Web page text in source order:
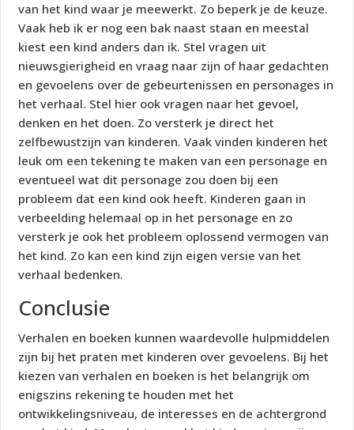
van het kind waar je meewerkt. Zo beperk je de keuze.
Vaak heb ik er nog een bak naast staan en meestal
kiest een kind anders dan ik. Stel vragen uit
nieuwsgierigheid en vraag naar zijn of haar gedachten
en gevoelens over de gebeurtenissen en personages in
het verhaal. Stel hier ook vragen naar het gevoel,
denken en het doen. Zo versterk je direct het
zelfbewustzijn van kinderen. Vaak vinden kinderen het
leuk om een tekening te maken van een personage en
eventueel wat dit personage zou doen bij een
probleem dat een kind ook heeft. Kinderen gaan in
verbeelding helemaal op in het personage en zo
versterk je ook het probleem oplossend vermogen van
het kind. Zo kan een kind zijn eigen versie van het
verhaal bedenken.
Conclusie
Verhalen en boeken kunnen waardevolle hulpmiddelen
zijn bij het praten met kinderen over gevoelens. Bij het
kiezen van verhalen en boeken is het belangrijk om
enigszins rekening te houden met het
ontwikkelingsniveau, de interesses en de achtergrond